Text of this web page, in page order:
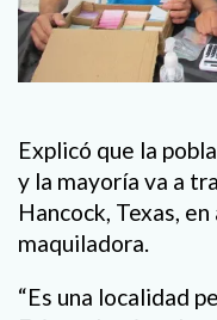
Explicó que la
y la mayoría va a
Hancock, Texas,
maquiladora.
“Es una localidad